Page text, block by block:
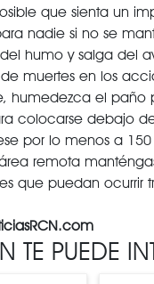
que sienta un
nadie si no se
humo y salga del
muertes en los
humedezca el
colocarse debajo
por lo menos a
remota
que puedan ocurrir
TE PUEDE